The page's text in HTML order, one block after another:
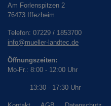
Am Forlenspitzen 2
76473 Iffezheim
Telefon: 07229 / 1853700
info@mueller-landtec.de
Öffnungszeiten:
Mo-Fr.: 8:00 - 12:00 Uhr
13:30 - 17:30 Uhr